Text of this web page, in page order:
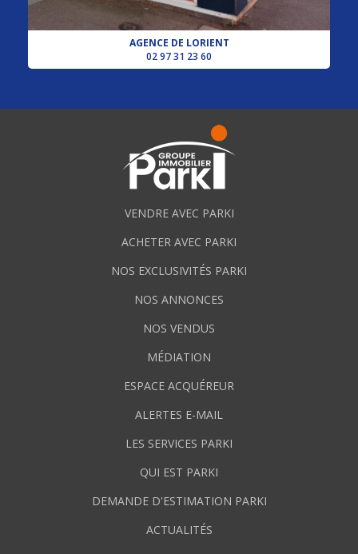
AGENCE DE LORIENT
02 97 31 23 60
VENDRE AVEC PARKI
ACHETER AVEC PARKI
NOS EXCLUSIVITÉS PARKI
NOS ANNONCES
NOS VENDUS
MÉDIATION
ESPACE ACQUÉREUR
ALERTES E-MAIL
LES SERVICES PARKI
QUI EST PARKI
DEMANDE D'ESTIMATION PARKI
ACTUALITÉS